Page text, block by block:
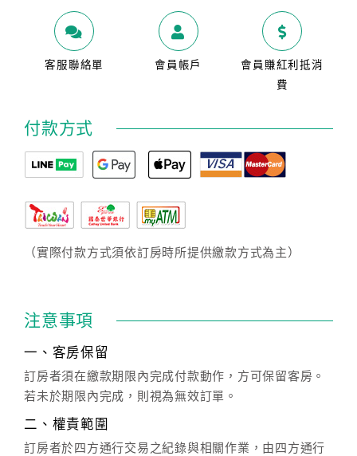
客服聯絡單 會員帳戶
會員賺紅利抵消
費
付款方式
（實際付款方式須依訂房時所提供繳款方式為主）
注意事項
一、客房保留
訂房者須在繳款期限內完成付款動作，方可保留客房。
若未於期限內完成，則視為無效訂單。
二、權責範圍
訂房者於四方通行交易之紀錄與相關作業，由四方通行